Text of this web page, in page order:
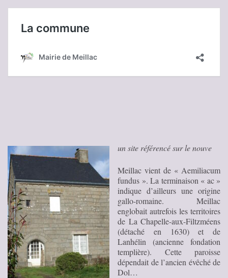
un site référencé sur le nouve
Meillac vient de « Aemiliacum
fundus ». La terminaison « ac »
indique d’ailleurs une origine
gallo-romaine. Meillac
englobait autrefois les territoires
de La Chapelle-aux-Filtzméens
(détaché en 1630) et de
Lanhélin (ancienne fondation
templière). Cette paroisse
dépendait de l’ancien évêché de
Dol…